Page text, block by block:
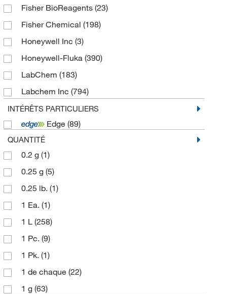
Fisher BioReagents (23)
Fisher Chemical (198)
Honeywell Inc (3)
Honeywell-Fluka (390)
LabChem (183)
Labchem Inc (794)
Merck Emd Millipore(52)
MilliporeSigma(16)
MP Biomedicals Inc
Promega Corporation
Ricca Chemical Company
Sigma Aldrich Canada Co Organics Chemicals
Only(5)
Solstice
Spectrum Chemical Mfg Cor
SPEX CertiPrep Group LLC
TCI America (89)
Technidata
INTÉRÊTS PARTICULIERS
Edge (89)
QUANTITÉ
0.2 g (1)
0.25 g (5)
0.25 lb. (1)
1 Ea. (1)
1 L (258)
1 Pc. (9)
1 Pk. (1)
1 de chaque (22)
1 g (63)